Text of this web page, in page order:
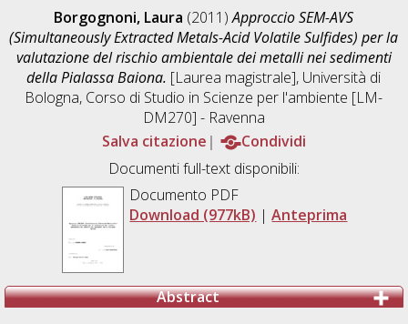
Borgognoni, Laura (2011)Approccio SEM-AVS
(Simultaneously Extracted Metals-Acid Volatile Sulfides) per la
valutazione del rischio ambientale dei metalli nei sedimenti
della Pialassa Baiona. [Laurea magistrale], Università di
Bologna, Corso di Studio in Scienze per l'ambiente [LM-
DM270] - Ravenna
Salva citazione
Condividi
Documenti full-text disponibili:
Documento PDF
Download (977kB) |Anteprima
Abstract